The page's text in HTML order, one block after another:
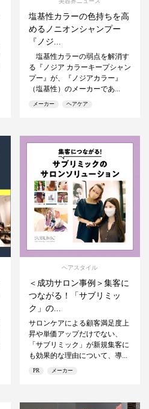
塩基性カラーの色持ちを高
めるノニオンシャンプー
『ノジ...
塩基性カラーの弱点を解消す
る『ノジア カラーキープシャン
プー』が、『ノジアカラー』
（塩基性）のメーカーであ...
メーカー ヘアケア
ヘアスタイル
＜成功サロン事例＞集客に
つながる！「サブリミッ
ク」の...
サロンケアによる顧客満足度上
昇や単価アップだけでない、
「サブリミック」が新規集客に
も効果的な理由について、導...
PR メーカー